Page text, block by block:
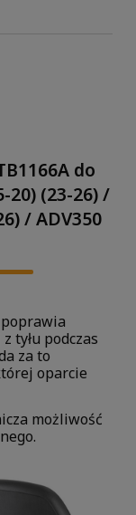
do
20) (23-26) /
/ ADV350
tyłu podczas
za to
oparcie
możliwość